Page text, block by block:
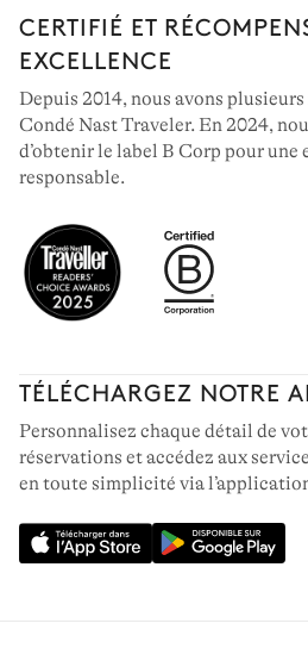
CERTIFIÉ ET
EXCELLENCE
Depuis 2014, nous avons
Condé Nast Traveler. En 2024,
d’obtenir le label B Corp pour une
responsable.
TÉLÉCHARGEZ NOTRE
Personnalisez chaque détail de
réservations et accédez aux
en toute simplicité via